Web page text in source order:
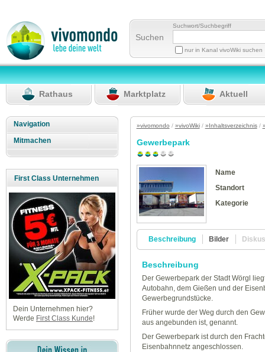
Suchen
Suchwort/Suchbegriff
nur in Kanal vivoWiki suchen
Rathaus Marktplatz Aktuell
Navigation
Mitmachen
First Class Unternehmen
Dein Unternehmen hier?
Werde First Class Kunde!
»vivomondo / »vivoWiki/ »Inhaltsverzeichnis/
Gewerbepark
Name
Standort
Kategorie
Beschreibung Bilder
Beschreibung
Der Gewerbepark der Stadt Wörgl
Autobahn, dem Gießen und der
Gewerbegrundstücke.
Früher wurde der Weg durch den
aus angebunden ist, genannt.
Der Gewerbepark ist durch den
Eisenbahnnetz angeschlossen.